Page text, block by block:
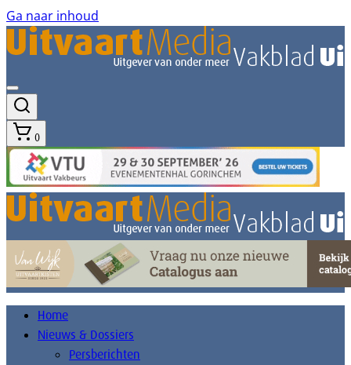
Ga naar inhoud
0
Home
Nieuws & Dossiers
Persberichten